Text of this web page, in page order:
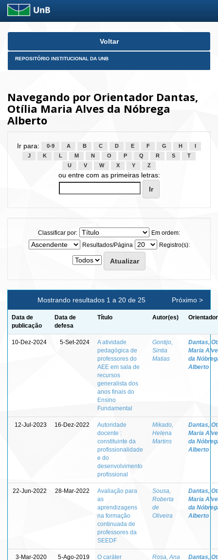
Skip
Voltar
REPOSITÓRIO INSTITUCIONAL DA UNB
Navegando por Orientador Dantas,
Otília Maria Alves da Nóbrega
Alberto
Ir para: 0-9 A B C D E F G H
J
K L M N O P Q R S
T
U
V W X Y Z
ou entre com as primeiras letras:
Classificar por:
Em ordem:
Resultados/Página
Registro(s):
Mostrando resultados 1 a 20 de 25 Próximo >
Data de
publicação
Data de
defesa
Título Autor(es)
10-Dez-2024 5-Set-2024
A atividade
pedagógica de
professores do
AEE em sala de
recursos
generalista dos
anos finais do
Ensino
Fundamental
Gontijo,
Sintia
Matias
Dantas,
Maria
da
Alberto
12-Jul-2023 16-Dez-2022
Autoridade
docente :
constituinte da
profissionalidade
e do
desenvolvimento
profissional
Mikado,
Helena
Martins
Dantas,
Maria
da
Alberto
22-Jun-2022 28-Mar-2022
Avaliação para
as
aprendizagens
na formação
continuada de
professores da
SEEDF
Sousa,
Roberta
de
Oliveira
Dantas,
Maria
da
Alberto
3-Mar-2020 5-Ago-2019
O caráter
Rosa, Ana
Dantas,